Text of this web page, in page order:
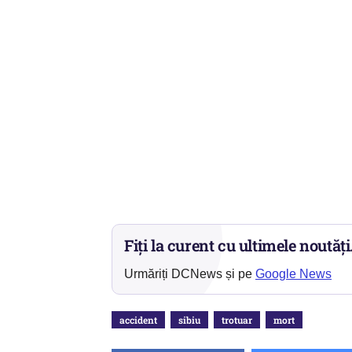
Fiți la curent cu ultimele
Urmăriți DCNews și pe Google News
accident sibiu trotuar mort